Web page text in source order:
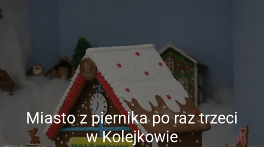
Miasto z piernika po raz trzeci
w Kolejkowie